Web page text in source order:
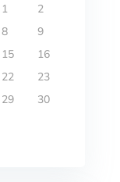
1
2
8
9
15
16
22
23
29
30